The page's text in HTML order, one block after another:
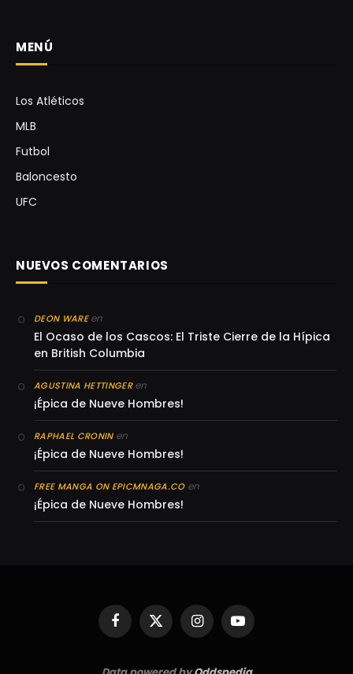
MENÚ
Los Atléticos
MLB
Futbol
Baloncesto
UFC
NUEVOS COMENTARIOS
DEON WAREen
El Ocaso de los Cascos: El Triste Cierre de la Hípica
en British Columbia
AGUSTINA HETTINGERen
¡Épica de Nueve Hombres!
RAPHAEL CRONINen
¡Épica de Nueve Hombres!
FREE MANGA ON EPICMNAGA.COen
¡Épica de Nueve Hombres!
Facebook
X
(Twitter)
InstagramYouTube